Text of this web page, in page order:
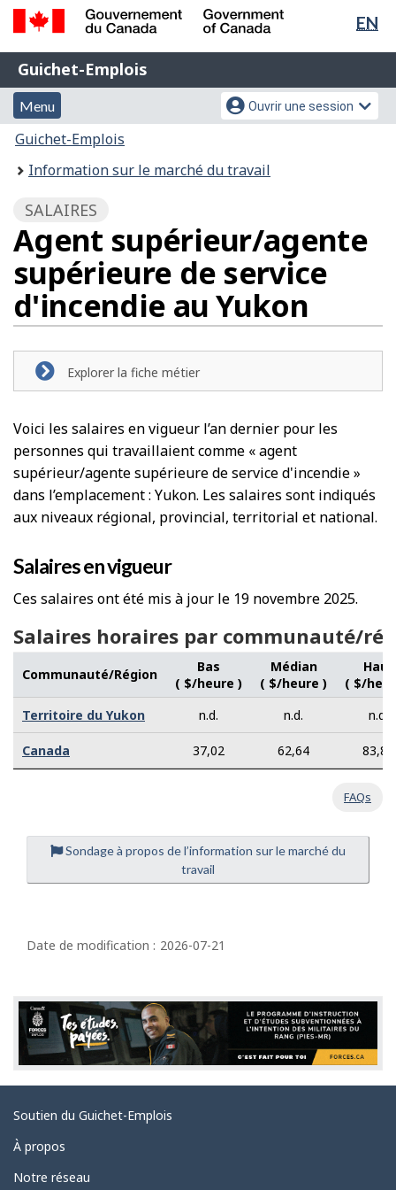
Passer
principal
Passer
version
HTML
simplifiée
de
EN
Gouvernement
du
Canada
Government
of
Canada
Guichet-
Emplois
Guichet-Emplois
Menu
et
recherche
Menu
Menu
des
paramètres
du
compte
Ouvrir une session
Vous
êtes
Guichet-Emplois
Information sur le marché du travail
SALAIRES
Agent supérieur/agente
supérieure de service
d'incendie au Yukon
Explorer la fiche métier
Voici les salaires en vigueur l’an dernier pour les
personnes qui travaillaient comme « agent
supérieur/agente supérieure de service d'incendie »
dans l’emplacement : Yukon. Les salaires sont indiqués
aux niveaux régional, provincial, territorial et national.
Salaires en vigueur
Ces salaires ont été mis à jour le 19 novembre 2025.
Salaires horaires par communauté/
Communauté/Région
Bas
( $/heure )
Médian
( $/heure )
Haut
( $/
Territoire du Yukon
n.d. n.d. n.d.
Canada 37,02 62,64 83,84
FAQs
Sondage à propos de l’information sur le marché du
travail
é
a
i
l
s
e
l
a
Date de modification : 2026-07-21
Liens
connexes
Soutien du Guichet-Emplois
À propos
Notre réseau